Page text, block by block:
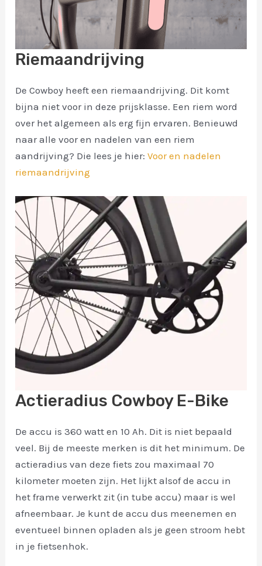
Riemaandrijving
De Cowboy heeft een riemaandrijving. Dit komt
bijna niet voor in deze prijsklasse. Een riem word
over het algemeen als erg fijn ervaren. Benieuwd
naar alle voor en nadelen van een riem
aandrijving? Die lees je hier:Voor en nadelen
riemaandrijving
Actieradius Cowboy E-Bike
De accu is 360 watt en 10 Ah. Dit is niet bepaald
veel. Bij de meeste merken is dit het minimum. De
actieradius van deze fiets zou maximaal 70
kilometer moeten zijn. Het lijkt alsof de accu in
het frame verwerkt zit (in tube accu) maar is wel
afneembaar. Je kunt de accu dus meenemen en
eventueel binnen opladen als je geen stroom hebt
in je fietsenhok.